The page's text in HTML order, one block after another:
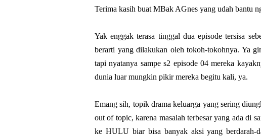
Terima kasih buat MBak AGnes yang udah bantu
Yak enggak terasa tinggal dua episode tersisa
berarti yang dilakukan oleh tokoh-tokohnya. Ya
tapi nyatanya sampe s2 episode 04 mereka
dunia luar mungkin pikir mereka begitu kali, ya.
Emang sih, topik drama keluarga yang sering
out of topic, karena masalah terbesar yang ada di
ke HULU biar bisa banyak aksi yang berdarah-